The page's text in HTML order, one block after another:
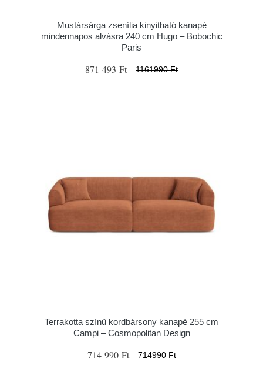
Mustársárga zsenília kinyitható kanapé
mindennapos alvásra 240 cm Hugo – Bobochic
Paris
871 493 Ft 1161990 Ft
Terrakotta színű kordbársony kanapé 255 cm
Campi – Cosmopolitan Design
714 990 Ft 714990 Ft